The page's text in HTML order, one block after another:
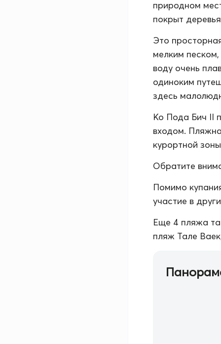
природном
покрыт
Это
мелким
воду очень
одиноким
здесь
Ко Пода Бич II
входом.
курортной
Обратите
Помимо
участие в
Еще 4 пляжа
пляж Тале